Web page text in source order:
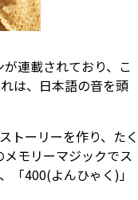
連載されており、こ
は、日本語の音を頭
トーリーを作り、たく
モリーマジックでス
「400(よんひゃく)」